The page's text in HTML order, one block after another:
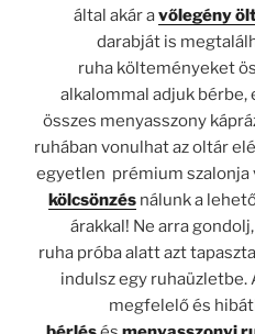
által akár avőlegény
darabját is
ruha költeményeket
alkalommal adjuk bérbe,
összes menyasszony
ruhában vonulhat az oltár
egyetlen prémium szalonja
kölcsönzés nálunk a
árakkal! Ne arra
ruha próba alatt azt
indulsz egy ruhaüzletbe.
megfelelő és